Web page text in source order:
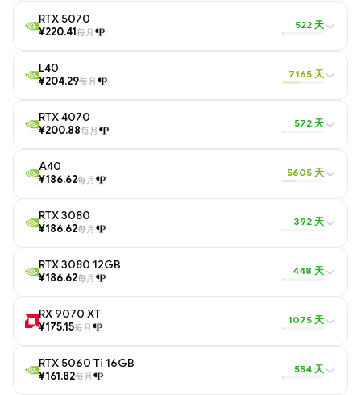
RTX 5070
¥220.41每月
522 天
L40
¥204.29每月
7165 天
RTX 4070
¥200.88每月
572 天
A40
¥186.62每月
5605 天
RTX 3080
¥186.62每月
392 天
RTX 3080 12GB
¥186.62每月
448 天
RX 9070 XT
¥175.15每月
1075 天
RTX 5060 Ti 16GB
¥161.82每月
554 天